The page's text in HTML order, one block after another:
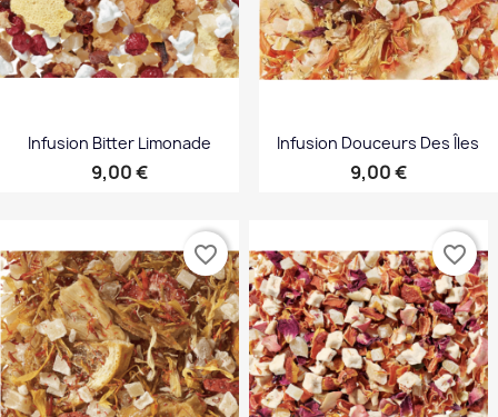
Infusion Bitter Limonade
Prix
9,00 €
Infusion Douceurs Des Îles
Prix
9,00 €
favorite_border favorite_border